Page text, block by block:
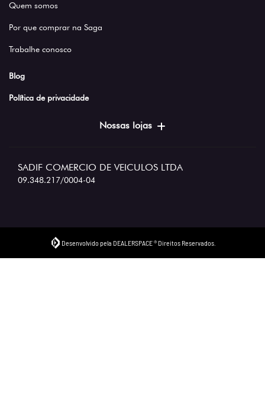
Quem somos
Por que comprar na Saga
Trabalhe conosco
Blog
Política de privacidade
Nossas lojas
SADIF COMERCIO DE VEICULOS LTDA
09.348.217/0004-04
Desenvolvido pela DEALERSPACE ® Direitos Reservados.